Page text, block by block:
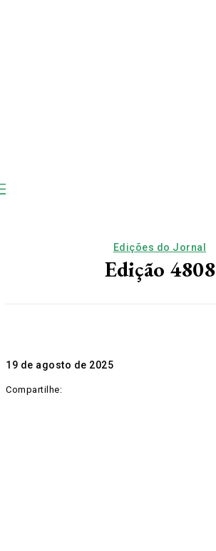
Edições do Jornal
Edição 4808
19 de agosto de 2025
Compartilhe: